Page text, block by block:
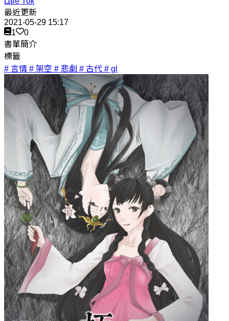
最近更新
2021-05-29 15:17
1
0
書單簡介
標籤
# 言情 # 架空 # 悲劇 # 古代 # gl